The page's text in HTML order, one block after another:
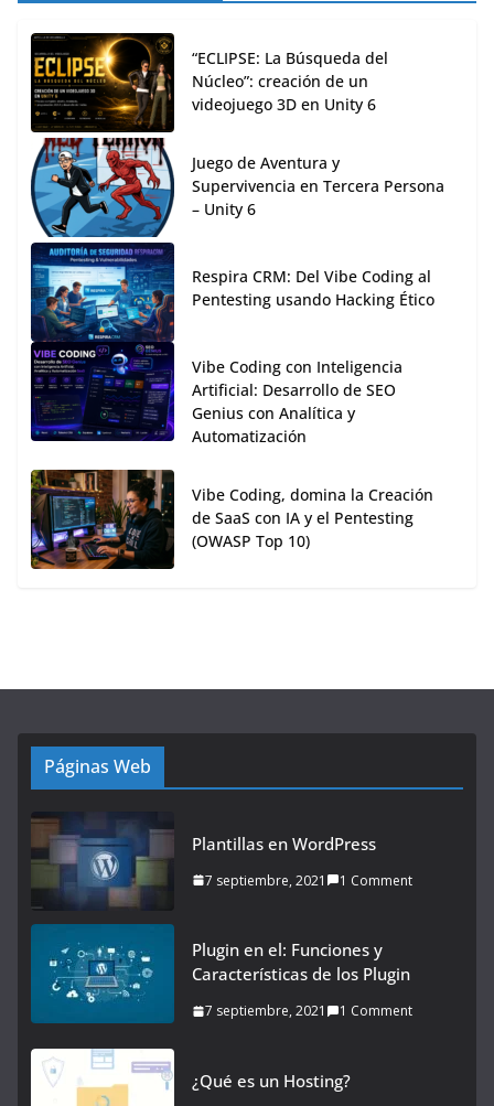
“ECLIPSE: La Búsqueda del
Núcleo”: creación de un
videojuego 3D en Unity 6
Juego de Aventura y
Supervivencia en Tercera Persona
– Unity 6
Respira CRM: Del Vibe Coding al
Pentesting usando Hacking Ético
Vibe Coding con Inteligencia
Artificial: Desarrollo de SEO
Genius con Analítica y
Automatización
Vibe Coding, domina la Creación
de SaaS con IA y el Pentesting
(OWASP Top 10)
Páginas Web
Plantillas en WordPress
7 septiembre, 2021 1 Comment
Plugin en el: Funciones y
Características de los Plugin
7 septiembre, 2021 1 Comment
¿Qué es un Hosting?